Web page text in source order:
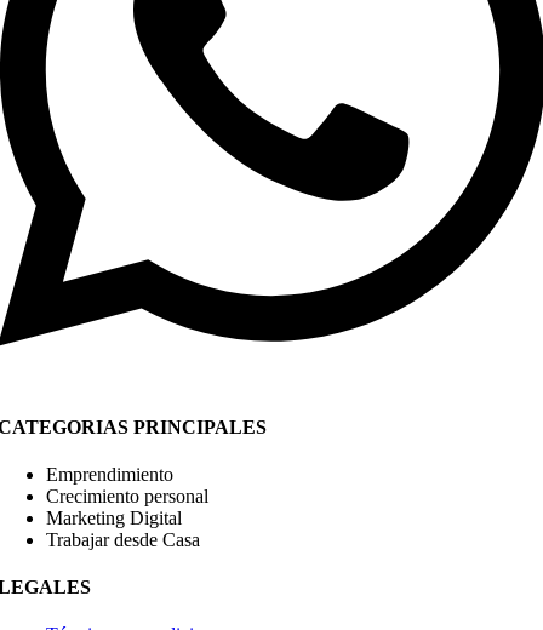
PRINCIPALES
Emprendimiento
Crecimiento personal
Marketing Digital
Trabajar desde Casa